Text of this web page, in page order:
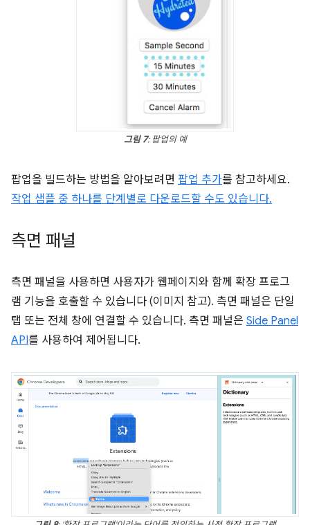
그림 7: 팝업의 예
팝업을 빌드하는 방법을 알아보려면 팝업 추가를 참고하세요.
작업 샘플 중 하나를 단계별로 다운로드할 수도 있습니다.
측면 패널
측면 패널을 사용하면 사용자가 웹페이지와 함께 확장 프로그
램 기능을 호출할 수 있습니다 (이미지 참고). 측면 패널은 단일
탭 또는 전체 창에 연결할 수 있습니다. 측면 패널은 Side Panel
API를 사용하여 제어됩니다.